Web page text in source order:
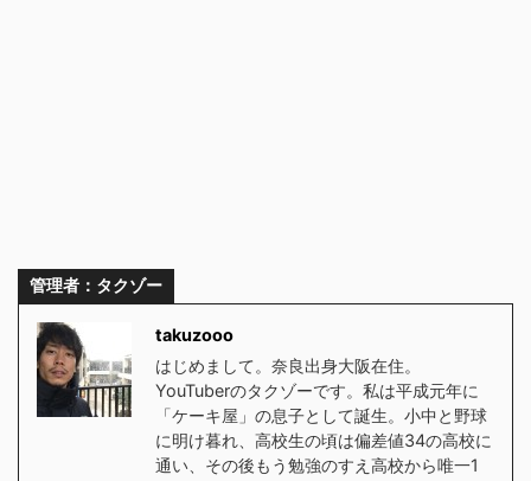
管理者：タクゾー
takuzooo
はじめまして。奈良出身大阪在住。
YouTuberのタクゾーです。私は平成元年に
「ケーキ屋」の息子として誕生。小中と野球
に明け暮れ、高校生の頃は偏差値34の高校に
通い、その後もう勉強のすえ高校から唯一1